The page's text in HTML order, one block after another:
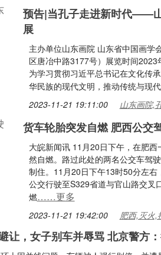
预告|当孔子走进新时代——
展
主办单位山东画院 山东省中国画学
区唐冶中路3177号）展览时间
为学习贯彻习近平总书记在文化传
华民族的现代文明，推动传统与现
2023-11-21 19:11:00 山东画院,
货车轮胎突发自燃 肥西公交
大皖新闻讯 11月20日下午，在肥
然自燃。路过此处的两名公交车驾
制住。11月20日下午13时50分左
公交行驶至S329省道与官山路交叉
燃……更多
2023-11-21 19:42:00 肥西,灭火,
让，女子别车并辱骂 北京警方